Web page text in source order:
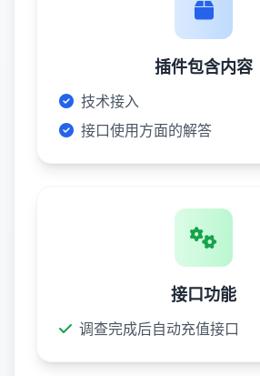
插件包含内容
技术接入
接口使用方面的解答
接口功能
调查完成后自动充值接口